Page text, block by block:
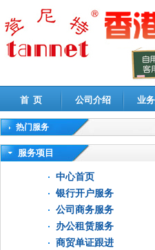
首 页 公司介绍 业
热门服务
高新技术企业认定审计|企业所得税汇
服务项目
中心首页
银行开户服务
公司商务服务
办公租赁服务
商贸单证跟进